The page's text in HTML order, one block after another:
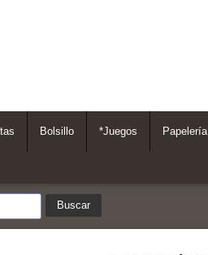
Bolsillo *Juegos Papelería